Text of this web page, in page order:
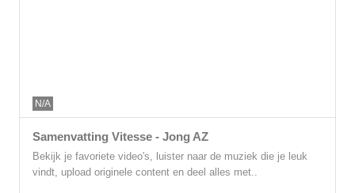
N/A
Samenvatting Vitesse - Jong AZ
Bekijk je favoriete video's, luister naar de muziek die je leuk
vindt, upload originele content en deel alles met..